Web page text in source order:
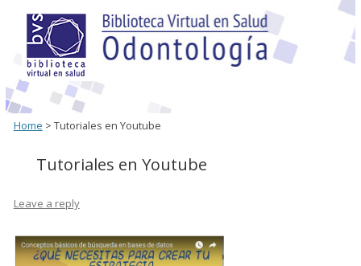
Home > Tutoriales en Youtube
Tutoriales en Youtube
Leave a reply